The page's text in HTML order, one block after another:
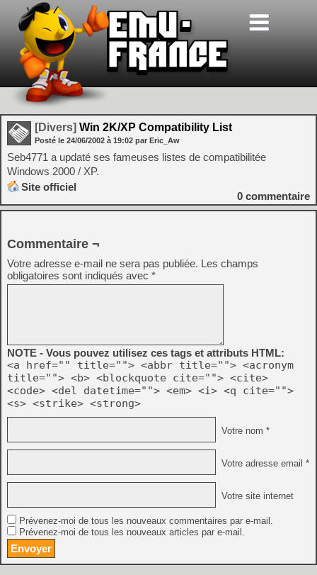
[Divers] Win 2K/XP Compatibility List
Posté le 24/06/2002 à 19:02 par Eric_Aw
Seb4771 a updaté ses fameuses listes de compatibilitée
Windows 2000 / XP.
Site officiel
0 commentaire
Commentaire ¬
Votre adresse e-mail ne sera pas publiée. Les champs
obligatoires sont indiqués avec *
NOTE - Vous pouvez utilisez ces tags et attributs HTML:
<a href="" title=""> <abbr title=""> <acronym
title=""> <b> <blockquote cite=""> <cite>
<code> <del datetime=""> <em> <i> <q cite="">
<s> <strike> <strong>
Votre nom *
Votre adresse email *
Votre site internet
Prévenez-moi de tous les nouveaux commentaires par e-mail.
Prévenez-moi de tous les nouveaux articles par e-mail.